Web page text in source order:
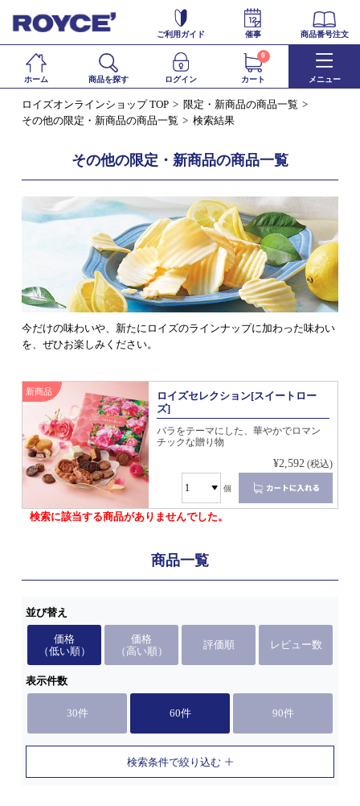
ご利用ガイド 催事 商品番号注文
ホーム 商品を探す ログイン カート
0
メニュー
ロイズオンラインショップ TOP
限定・新商品の商品一覧
その他の限定・新商品の商品一覧
検索結果
その他の限定・新商品の商品一覧
今だけの味わいや、新たにロイズのラインナップに加わった味わい
を、ぜひお楽しみください。
新商品
ロイズセレクション[スイートロー
ズ]
バラをテーマにした、華やかでロマン
チックな贈り物
¥2,592 (税込)
個
検索に該当する商品がありませんでした。
商品一覧
並び替え
価格
（低い順）
価格
（高い順）
評価順 レビュー数
表示件数
30件 60件 90件
検索条件で絞り込む